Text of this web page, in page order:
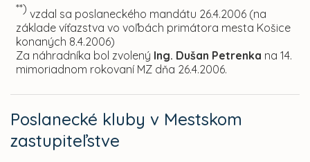
**) vzdal sa poslaneckého mandátu 26.4.2006 (na
základe víťazstva vo voľbách primátora mesta Košice
konaných 8.4.2006)
Za náhradníka bol zvolený Ing. Dušan Petrenka na 14.
mimoriadnom rokovaní MZ dňa 26.4.2006.
Poslanecké kluby v Mestskom
zastupiteľstve